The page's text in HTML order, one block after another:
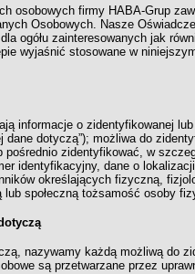
osobowych firmy HABA-Grup
Osobowych. Nasze
ogółu zainteresowanych jak
wyjaśnić stosowane w
informacje o zidentyfikowanej
dane dotyczą”); możliwa do
pośrednio zidentyfikować, w
identyfikacyjny, dane o
określających fizyczną,
lub społeczną tożsamość osoby
nazywamy każdą możliwą do
są przetwarzane przez